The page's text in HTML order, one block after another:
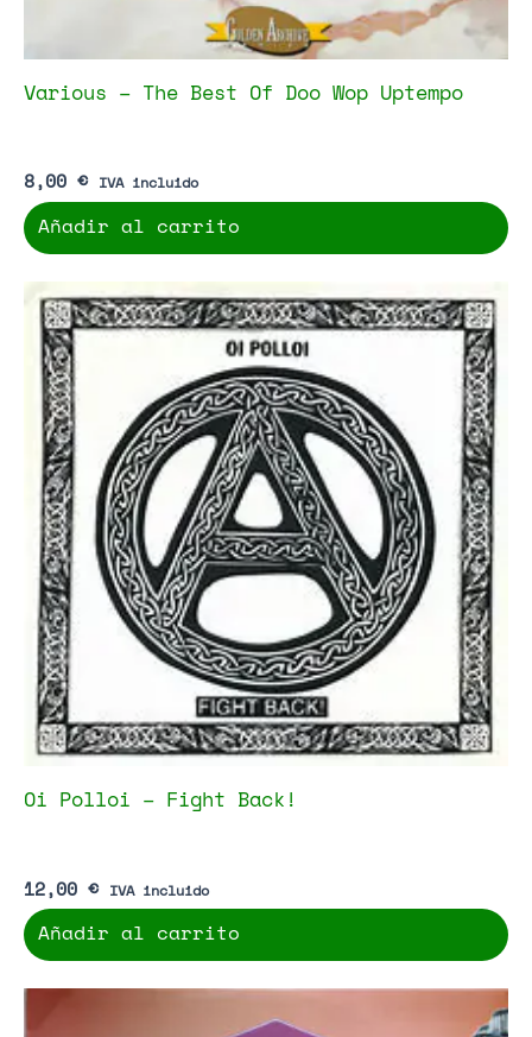
Various – The Best Of Doo Wop Uptempo
8,00 € IVA incluido
Añadir al carrito
Oi Polloi – Fight Back!
12,00 € IVA incluido
Añadir al carrito